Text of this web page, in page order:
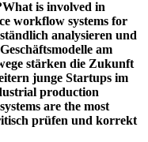
What is involved in
workflow systems for
analysieren und
am
stärken die Zukunft
junge Startups im
production
are the most
prüfen und korrekt